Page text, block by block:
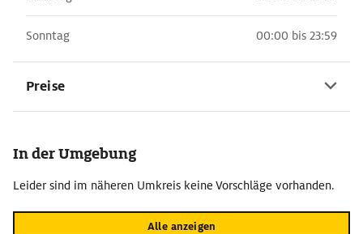
Sonntag 00:00 bis 23:59
Preise
In der Umgebung
Leider sind im näheren Umkreis keine Vorschläge vorhanden.
Alle anzeigen